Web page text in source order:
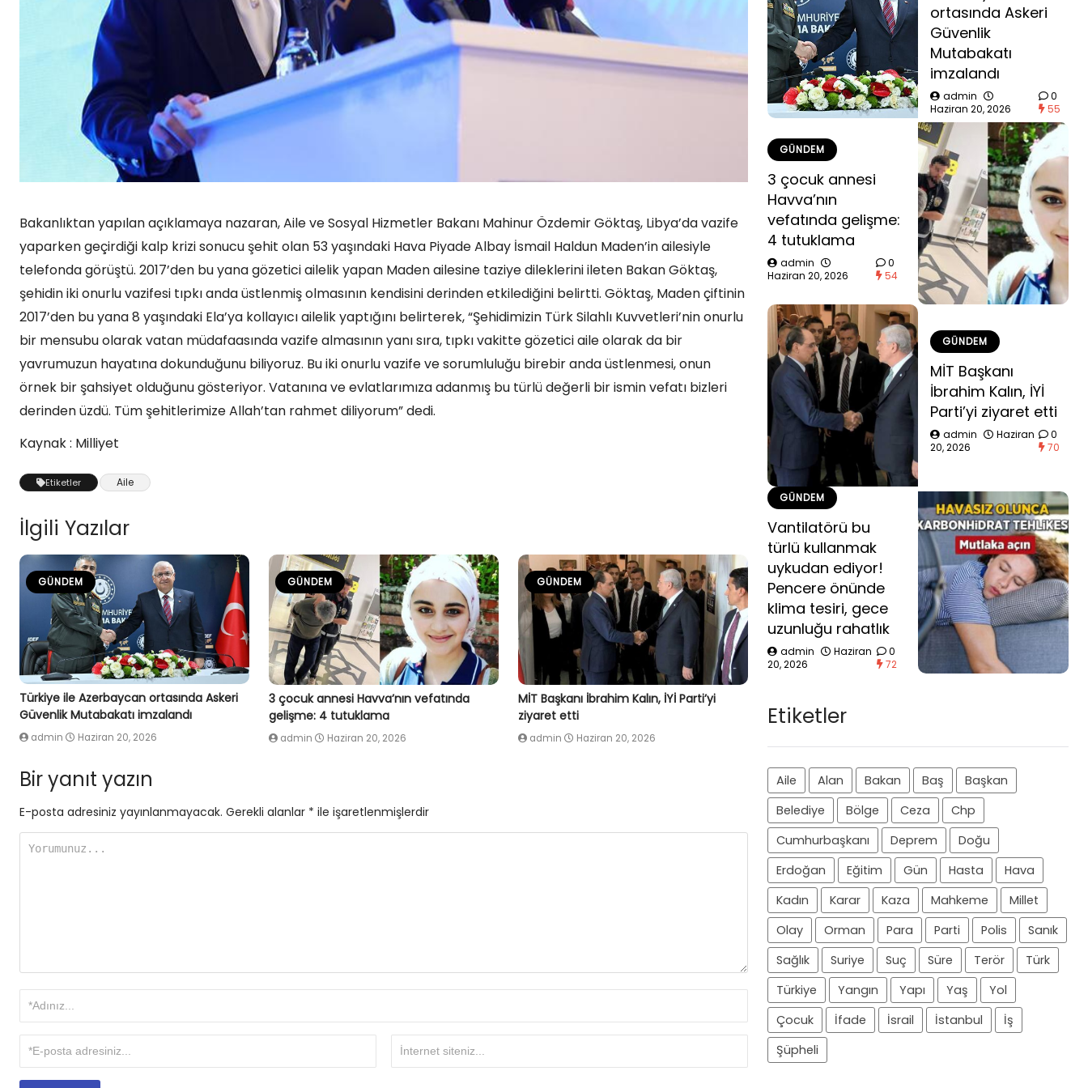
Bakanlıktan yapılan açıklamaya nazaran, Aile ve Sosyal Hizmetler Bakanı Mahinur Özdemir Göktaş, Libya’da vazife
yaparken geçirdiği kalp krizi sonucu şehit olan 53 yaşındaki Hava Piyade Albay İsmail Haldun Maden’in ailesiyle
telefonda görüştü. 2017’den bu yana gözetici ailelik yapan Maden ailesine taziye dileklerini ileten Bakan Göktaş,
şehidin iki onurlu vazifesi tıpkı anda üstlenmiş olmasının kendisini derinden etkilediğini belirtti. Göktaş, Maden çiftinin
2017’den bu yana 8 yaşındaki Ela’ya kollayıcı ailelik yaptığını belirterek, “Şehidimizin Türk Silahlı Kuvvetleri’nin onurlu
bir mensubu olarak vatan müdafaasında vazife almasının yanı sıra, tıpkı vakitte gözetici aile olarak da bir
yavrumuzun hayatına dokunduğunu biliyoruz. Bu iki onurlu vazife ve sorumluluğu birebir anda üstlenmesi, onun
örnek bir şahsiyet olduğunu gösteriyor. Vatanına ve evlatlarımıza adanmış bu türlü değerli bir ismin vefatı bizleri
derinden üzdü. Tüm şehitlerimize Allah’tan rahmet diliyorum” dedi.
Kaynak : Milliyet
Etiketler Aile
İlgili Yazılar
GÜNDEM
Türkiye ile Azerbaycan ortasında Askeri
Güvenlik Mutabakatı imzalandı
admin Haziran 20, 2026
GÜNDEM
3 çocuk annesi Havva’nın vefatında
gelişme: 4 tutuklama
admin Haziran 20, 2026
GÜNDEM
MİT Başkanı İbrahim Kalın, İYİ Parti’yi
ziyaret etti
admin Haziran 20, 2026
Bir yanıt yazın
E-posta adresiniz yayınlanmayacak. Gerekli alanlar * ile işaretlenmişlerdir
ortasında Askeri
Güvenlik
Mutabakatı
imzalandı
admin
Haziran 20, 2026
0
55
GÜNDEM
3 çocuk annesi
Havva’nın
vefatında gelişme:
4 tutuklama
admin
Haziran 20, 2026
0
54
GÜNDEM
MİT Başkanı
İbrahim Kalın, İYİ
Parti’yi ziyaret etti
admin
Haziran
20, 2026
0
70
GÜNDEM
Vantilatörü bu
türlü kullanmak
uykudan ediyor!
Pencere önünde
klima tesiri, gece
uzunluğu rahatlık
admin
Haziran
20, 2026
0
72
Etiketler
Aile Alan Bakan Baş
Başkan
Belediye
Bölge Ceza
Chp
Cumhurbaşkanı
Deprem
Doğu
Erdoğan
Eğitim Gün Hasta
Hava
Kadın
Karar Kaza Mahkeme
Millet
Olay
Orman Para Parti Polis
Sanık
Sağlık
Suriye Suç Süre Terör
Türk
Türkiye
Yangın Yapı Yaş
Yol
Çocuk
İfade İsrail İstanbul
İş
Şüpheli